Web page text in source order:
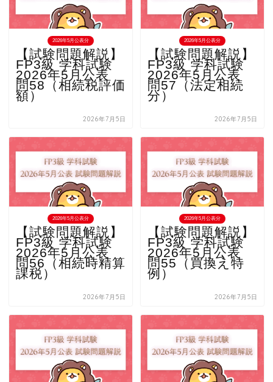
2026年5月公表分
【試験問題解説】
FP3級 学科試験
2026年5月公表
問58（相続税評価
額）
2026年7月5日
2026年5月公表分
【試験問題解説】
FP3級 学科試験
2026年5月公表
問57（法定相続
分）
2026年7月5日
2026年5月公表分
【試験問題解説】
FP3級 学科試験
2026年5月公表
問56（相続時精算
課税）
2026年7月5日
2026年5月公表分
【試験問題解説】
FP3級 学科試験
2026年5月公表
問55（買換え特
例）
2026年7月5日